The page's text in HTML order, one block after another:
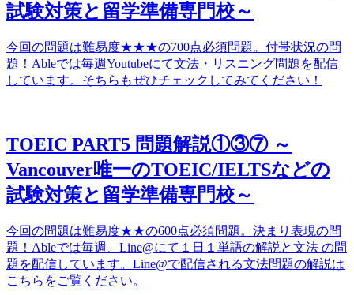
試験対策と留学準備専門校～
今回の問題は難易度★★★の700点必須問題。付帯状況の問
題！Ableでは毎週Youtubeにて文法・リスニング問題を配信
しています。そちらもぜひチェックしてみてください！
TOEIC PART5 問題解説①③⑦ ～
Vancouver唯一のTOEIC/IELTSなどの
試験対策と留学準備専門校～
今回の問題は難易度★★の600点必須問題。決まり表現の問
題！Ableでは毎週、Line@にて１日１単語の解説と文法 の問
題を配信しています。Line@で配信される文法問題の解説は
こちらをご覧ください。